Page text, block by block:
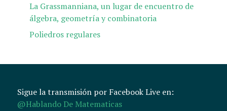
La Grassmanniana, un lugar de encuentro de
álgebra, geometría y combinatoria
Poliedros regulares
Sigue la transmisión por Facebook Live en:
@Hablando De Matematicas